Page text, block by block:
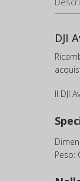
DJI
Il DJI
Peso: